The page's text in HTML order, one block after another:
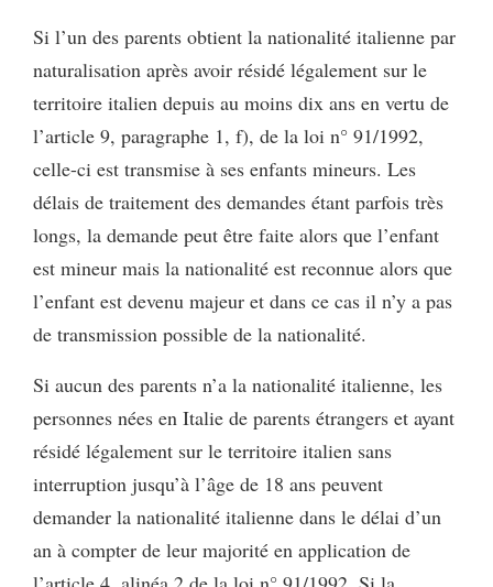
Si l’un des parents obtient la nationalité italienne par
naturalisation après avoir résidé légalement sur le
territoire italien depuis au moins dix ans en vertu de
l’article 9, paragraphe 1, f), de la loi n° 91/1992,
celle-ci est transmise à ses enfants mineurs. Les
délais de traitement des demandes étant parfois très
longs, la demande peut être faite alors que l’enfant
est mineur mais la nationalité est reconnue alors que
l’enfant est devenu majeur et dans ce cas il n’y a pas
de transmission possible de la nationalité.
Si aucun des parents n’a la nationalité italienne, les
personnes nées en Italie de parents étrangers et ayant
résidé légalement sur le territoire italien sans
interruption jusqu’à l’âge de 18 ans peuvent
demander la nationalité italienne dans le délai d’un
an à compter de leur majorité en application de